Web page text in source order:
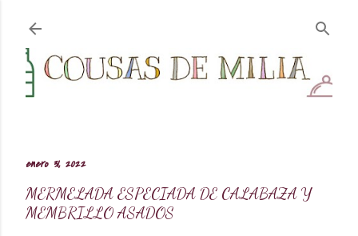
enero 31, 2022
MERMELADA ESPECIADA DE CALABAZA Y
MEMBRILLO ASADOS